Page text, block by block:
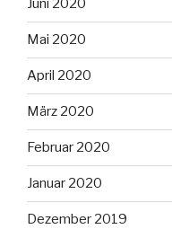
Juni 2020
Mai 2020
April 2020
März 2020
Februar 2020
Januar 2020
Dezember 2019